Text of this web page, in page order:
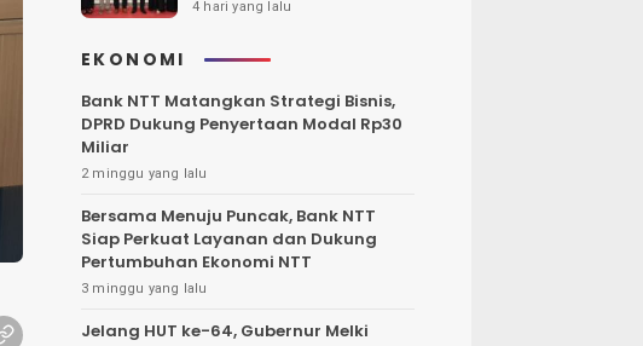
4 hari yang lalu
EKONOMI
Bank NTT Matangkan Strategi Bisnis,
DPRD Dukung Penyertaan Modal Rp30
Miliar
2 minggu yang lalu
Bersama Menuju Puncak, Bank NTT
Siap Perkuat Layanan dan Dukung
Pertumbuhan Ekonomi NTT
3 minggu yang lalu
Jelang HUT ke-64, Gubernur Melki